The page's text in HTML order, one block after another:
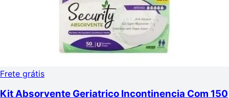
Frete grátis
Kit Absorvente Geriatrico Incontinencia Com 150